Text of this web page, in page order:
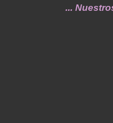
... Nuestros